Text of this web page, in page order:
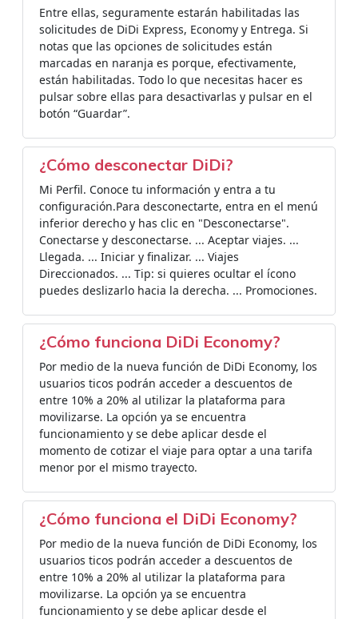
Entre ellas, seguramente estarán habilitadas las
solicitudes de DiDi Express, Economy y Entrega. Si
notas que las opciones de solicitudes están
marcadas en naranja es porque, efectivamente,
están habilitadas. Todo lo que necesitas hacer es
pulsar sobre ellas para desactivarlas y pulsar en el
botón “Guardar”.
¿Cómo desconectar DiDi?
Mi Perfil. Conoce tu información y entra a tu
configuración.Para desconectarte, entra en el menú
inferior derecho y has clic en "Desconectarse".
Conectarse y desconectarse. ... Aceptar viajes. ...
Llegada. ... Iniciar y finalizar. ... Viajes
Direccionados. ... Tip: si quieres ocultar el ícono
puedes deslizarlo hacia la derecha. ... Promociones.
¿Cómo funciona DiDi Economy?
Por medio de la nueva función de DiDi Economy, los
usuarios ticos podrán acceder a descuentos de
entre 10% a 20% al utilizar la plataforma para
movilizarse. La opción ya se encuentra
funcionamiento y se debe aplicar desde el
momento de cotizar el viaje para optar a una tarifa
menor por el mismo trayecto.
¿Cómo funciona el DiDi Economy?
Por medio de la nueva función de DiDi Economy, los
usuarios ticos podrán acceder a descuentos de
entre 10% a 20% al utilizar la plataforma para
movilizarse. La opción ya se encuentra
funcionamiento y se debe aplicar desde el